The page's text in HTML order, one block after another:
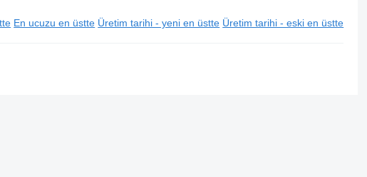
En ucuzu en üstte Üretim tarihi - yeni en üstte Üretim tarihi - eski en üstte